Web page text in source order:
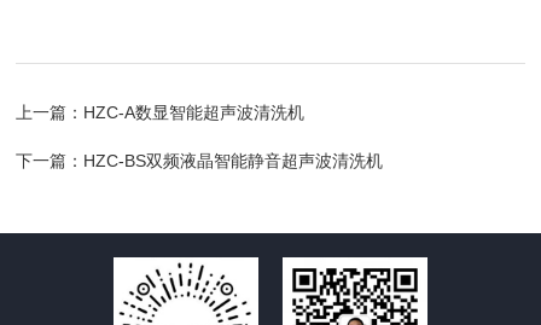
上一篇： HZC-A数显智能超声波清洗机
下一篇： HZC-BS双频液晶智能静音超声波清洗机